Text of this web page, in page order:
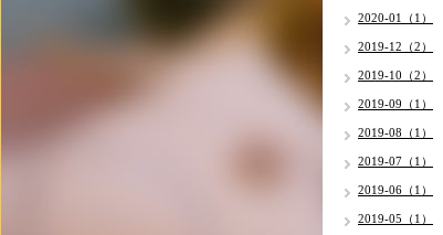
2020-01（1）
2019-12（2）
2019-10（2）
2019-09（1）
2019-08（1）
2019-07（1）
2019-06（1）
2019-05（1）